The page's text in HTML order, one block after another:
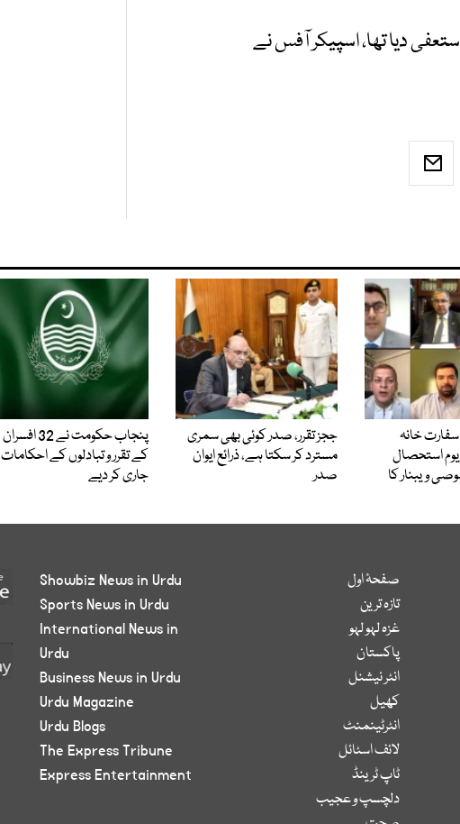
سے استعفی دیا تھا، اسپیکر آفس نے
خانہ
استحصال
ویبنار کا
ججز تقرر، صدر کوئی بھی سمری
مسترد کر سکتا ہے، ذرائع ایوان
صدر
پنجاب حکومت نے 32 افسران
کے تقرر و تبادلوں کے احکامات
جاری کر دیے
صفحۂ اول
تازہ ترین
غزہ لہو لہو
پاکستان
انٹر نیشنل
کھیل
انٹرٹینمنٹ
لائف اسٹائل
ٹاپ ٹرینڈ
دلچسپ و عجیب
Showbiz News in Urdu
Sports News in Urdu
International News in
Urdu
Business News in Urdu
Urdu Magazine
Urdu Blogs
The Express Tribune
Express Entertainment